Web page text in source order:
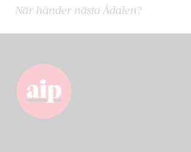
När händer nästa Ådalen?